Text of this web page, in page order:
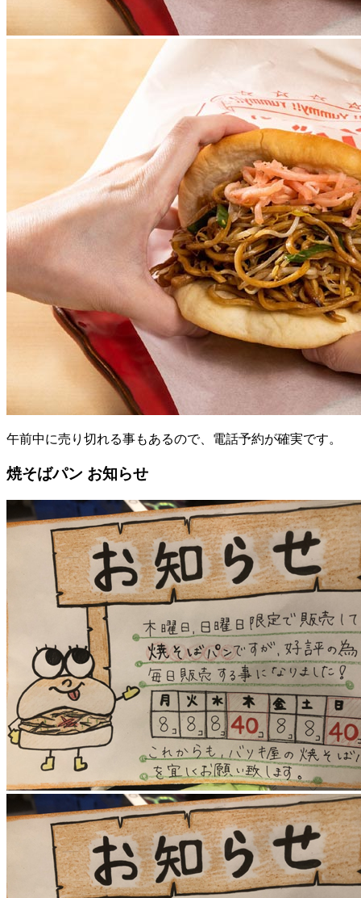
午前中に売り切れる事もあるので、電話予約が確実です。
焼そばパン お知らせ